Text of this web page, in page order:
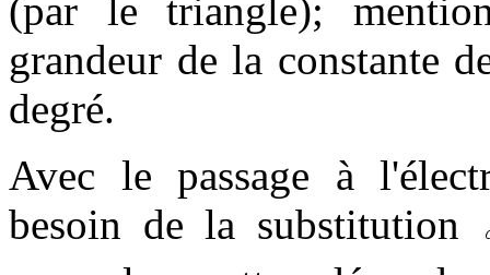
(par le triangle);
grandeur de la constante
degré.
Avec le passage à
besoin de la substitution